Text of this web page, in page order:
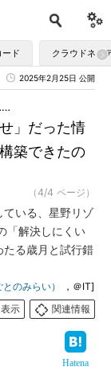
ード クラウドネイ
2025年2月25日 公開
」だった情
築できたの
（4/4 ページ）
ている、星野リゾ
「解決しにくい
たる歳月と試行錯
のみらい）
，＠IT]
示
関連情報
Hatena